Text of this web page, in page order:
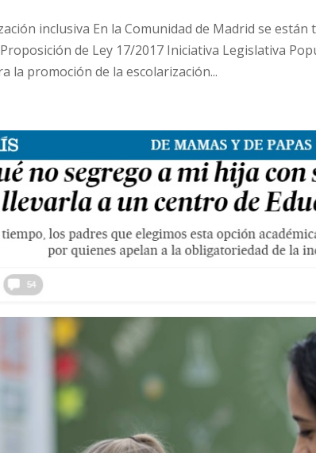
inclusiva En la Comunidad de Madrid se
de Ley 17/2017 Iniciativa Legislativa
la promoción de la escolarización...